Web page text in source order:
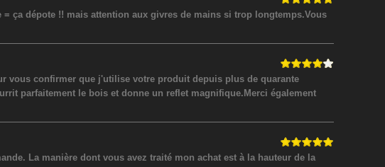
ça dépote !! mais attention aux givres de mains si trop longtemps.Vous
vous confirmer que j'utilise votre produit depuis plus de quarante
parfaitement le bois et donne un reflet magnifique.Merci également
La manière dont vous avez traité mon achat est à la hauteur de la